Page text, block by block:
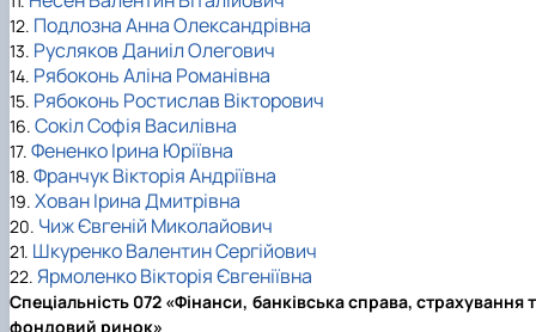
12. Подлозна Анна Олександрівна
13. Русляков Даниіл Олегович
14. Рябоконь Аліна Романівна
15. Рябоконь Ростислав Вікторович
16. Сокіл Софія Василівна
17. Фененко Ірина Юріївна
18. Франчук Вікторія Андріївна
19. Хован Ірина Дмитрівна
20. Чиж Євгеній Миколайович
21. Шкуренко Валентин Сергійович
22. Ярмоленко Вікторія Євгеніївна
Спеціальність 072 «Фінанси, банківська справа, страхування
фондовий ринок»